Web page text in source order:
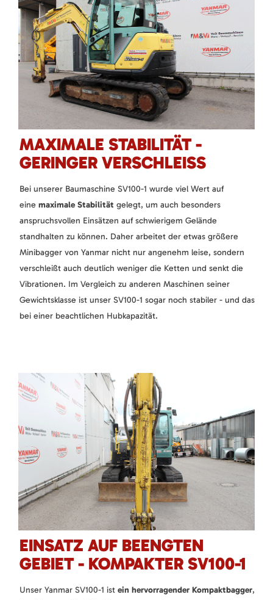
MAXIMALE STABILITÄT -
GERINGER VERSCHLEISS
Bei unserer Baumaschine SV100-1 wurde viel Wert auf
eine maximale Stabilität gelegt, um auch besonders
anspruchsvollen Einsätzen auf schwierigem Gelände
standhalten zu können. Daher arbeitet der etwas größere
Minibagger von Yanmar nicht nur angenehm leise, sondern
verschleißt auch deutlich weniger die Ketten und senkt die
Vibrationen. Im Vergleich zu anderen Maschinen seiner
Gewichtsklasse ist unser SV100-1 sogar noch stabiler - und das
bei einer beachtlichen Hubkapazität.
EINSATZ AUF BEENGTEN
GEBIET - KOMPAKTER SV100-1
Unser Yanmar SV100-1 ist ein hervorragender Kompaktbagger,